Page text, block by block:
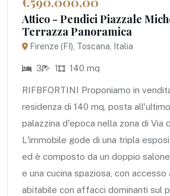
Attico - Pendici Piazzale
Terrazza Panoramica
Firenze (FI), Toscana, Italia
3 1 140 mq
RIFBFORTINI Proponiamo in
residenza di 140 mq, posta
palazzina d'epoca nella zona di Via
L'immobile gode di una tripla
ed è composto da un doppio
e una cucina spaziosa, con accesso
abitabile con affacci dominanti sul